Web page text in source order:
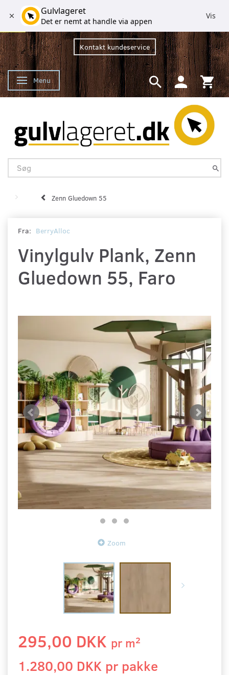
Kontakt kundeservice
Skifte navigation
Menu
Zenn Gluedown 55
Fra: BerryAlloc
Vinylgulv Plank, Zenn
Gluedown 55, Faro
Zoom
295,00 DKK pr m2
1.280,00 DKK pr pakke
Gulvlageret
Det er nemt at handle via appen
Vis